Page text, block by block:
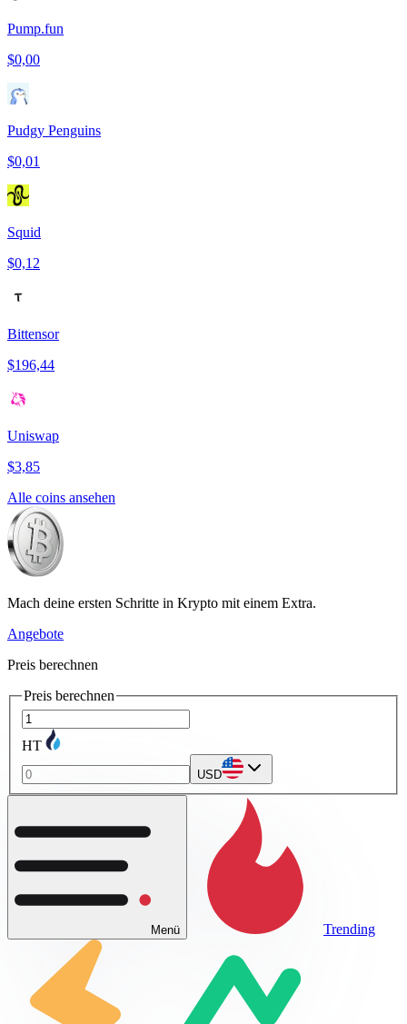
Pump.fun
$0,00
Pudgy Penguins
$0,01
Squid
$0,12
Bittensor
$196,44
Uniswap
$3,85
Alle coins ansehen
Mach deine ersten Schritte in Krypto mit einem Extra.
Angebote
Preis berechnen
Preis berechnen
HT
USD
Menü Trending